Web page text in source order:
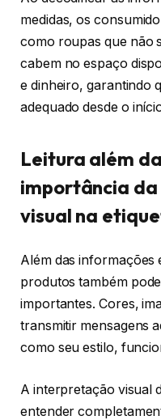
medidas, os
como roupas que não
cabem no espaço
e dinheiro, garantindo
adequado desde o
Leitura além
importância
visual na
Além das informações
produtos também
importantes. Cores,
transmitir mensagens
como seu estilo,
A interpretação visual
entender